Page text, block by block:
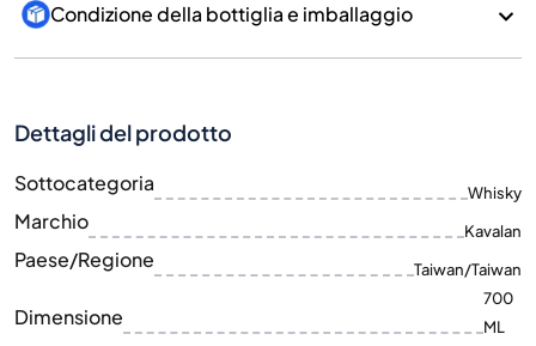
Condizione della bottiglia e imballaggio
Dettagli del prodotto
Sottocategoria Whisky
Marchio Kavalan
Paese/Regione Taiwan/Taiwan
Dimensione
700
ML